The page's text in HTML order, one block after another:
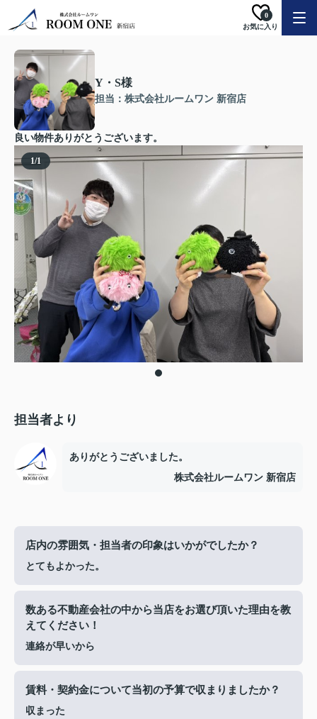
お気に入り
0
Y・S様
担当：株式会社ルームワン 新宿店
良い物件ありがとうございます。
1/1
担当者より
ありがとうございました。
株式会社ルームワン 新宿店
店内の雰囲気・担当者の印象はいかがでしたか？
とてもよかった。
数ある不動産会社の中から当店をお選び頂いた理由を教
えてください！
連絡が早いから
賃料・契約金について当初の予算で収まりましたか？
収まった